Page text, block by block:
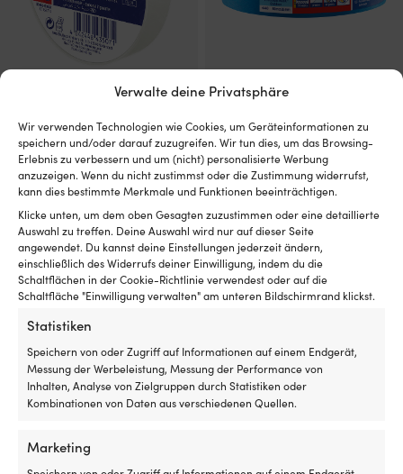
Verwalte deine Privatsphäre
Wir verwenden Technologien wie Cookies, um Geräteinformationen zu
speichern und/oder darauf zuzugreifen. Wir tun dies, um das Browsing-
Erlebnis zu verbessern und um (nicht) personalisierte Werbung
anzuzeigen. Wenn du nicht zustimmst oder die Zustimmung widerrufst,
kann dies bestimmte Merkmale und Funktionen beeinträchtigen.
Klicke unten, um dem oben Gesagten zuzustimmen oder eine detaillierte
Auswahl zu treffen. Deine Auswahl wird nur auf dieser Seite
angewendet. Du kannst deine Einstellungen jederzeit ändern,
einschließlich des Widerrufs deiner Einwilligung, indem du die
Schaltflächen in der Cookie-Richtlinie verwendest oder auf die
Schaltfläche "Einwilligung verwalten" am unteren Bildschirmrand klickst.
Statistiken
Speichern von oder Zugriff auf Informationen auf einem Endgerät,
Messung der Werbeleistung, Messung der Performance von
Inhalten, Analyse von Zielgruppen durch Statistiken oder
Kombinationen von Daten aus verschiedenen Quellen.
Marketing
Isolierband Tesa, 19 mm x 20
3,58€
MwSt. inkl.
1 VORRÄTIG
Lackierband Tesa Professional
Außenbereich, 25 mm x 50
Meter, blau
17,38€
MwSt. inkl.
3 VORRÄTIG (KANN
NACHBESTELLT WERDEN)
Rutschfeste Klebeband Tesa Gewebeband / tesaband Tesa